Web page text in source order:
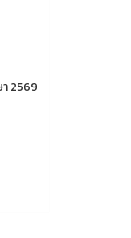
2569